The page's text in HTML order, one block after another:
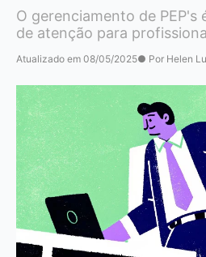
O gerenciamento de PEP's
de atenção para
Atualizado em 08/05/2025● Por Helen